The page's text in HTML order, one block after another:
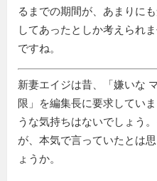
るまでの期間が、あまりに
してあったとしか考えられ
ですね。
新妻エイジは昔、
嫌いな
限
を編集長に要求してい
うな気持ちはないでしょう
が、本気で言っていたとは
ょうか。